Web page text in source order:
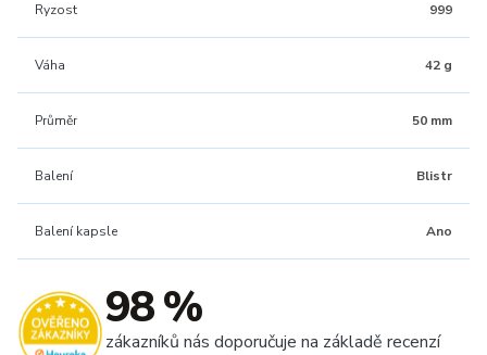
Ryzost 999
Váha 42 g
Průměr 50 mm
Balení Blistr
Balení kapsle Ano
98 %
zákazníků nás doporučuje na základě recenzí